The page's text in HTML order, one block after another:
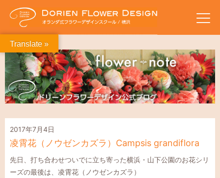
2017年7月4日
凌霄花（ノウゼンカズラ）Campsis grandiflora
先日、打ち合わせついでに立ち寄った横浜・山下公園のお花シリ
ーズの最後は、凌霄花（ノウゼンカズラ）
Translate »